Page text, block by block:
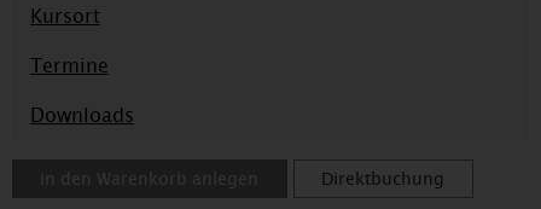
Kursort
Termine
Downloads
in den Warenkorb anlegen Direktbuchung